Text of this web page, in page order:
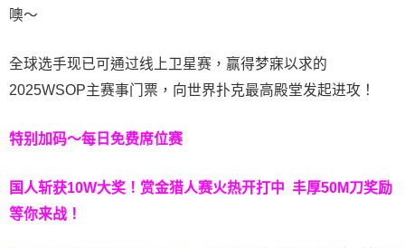
噢～
全球选手现已可通过线上卫星赛，赢得梦寐以求的
2025WSOP主赛事门票，向世界扑克最高殿堂发起进攻！
特别加码～每日免费席位赛
国人斩获10W大奖！ 赏金猎人赛火热开打中 丰厚50M刀奖励
等你来战！